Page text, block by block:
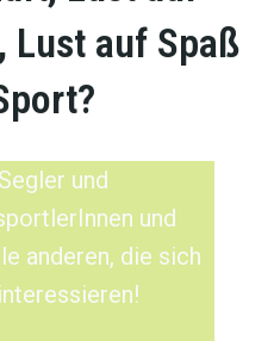
Lust auf Spaß
und
und
anderen, die sich